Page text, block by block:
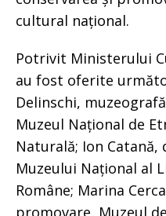
cultural național.
Potrivit Ministerului
au fost oferite
Delinschi,
Muzeul Național de
Naturală; Ion
Muzeului Național al
Române; Marina
promovare, Muzeul